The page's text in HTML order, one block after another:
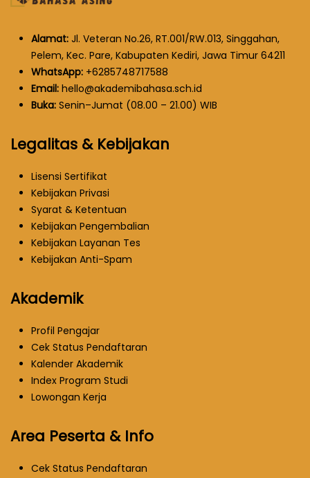
Alamat: Jl. Veteran No.26, RT.001/RW.013, Singgahan,
Pelem, Kec. Pare, Kabupaten Kediri, Jawa Timur 64211
WhatsApp: +6285748717588
Email: hello@akademibahasa.sch.id
Buka: Senin–Jumat (08.00 – 21.00) WIB
Legalitas & Kebijakan
Lisensi Sertifikat
Kebijakan Privasi
Syarat & Ketentuan
Kebijakan Pengembalian
Kebijakan Layanan Tes
Kebijakan Anti-Spam
Akademik
Profil Pengajar
Cek Status Pendaftaran
Kalender Akademik
Index Program Studi
Lowongan Kerja
Area Peserta & Info
Cek Status Pendaftaran